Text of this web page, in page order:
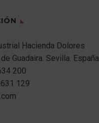
Hacienda Dolores
Guadaira. Sevilla. España.
200
129